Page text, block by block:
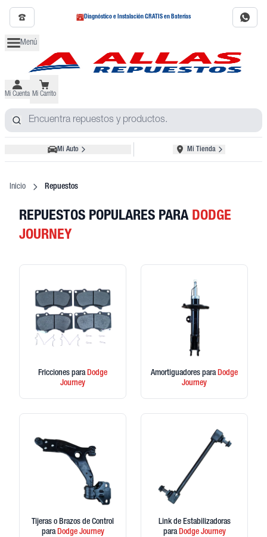
Diagnóstico e Instalación GRATIS en Baterías
Menú
Mi Cuenta Mi Carrito
Mi Auto Mi Tienda
Inicio Repuestos
REPUESTOS POPULARES PARA DODGE
JOURNEY
Fricciones paraDodge
Journey
Amortiguadores paraDodge
Journey
Tijeras o Brazos de Control
paraDodgeJourney
Link de Estabilizadoras
paraDodgeJourney